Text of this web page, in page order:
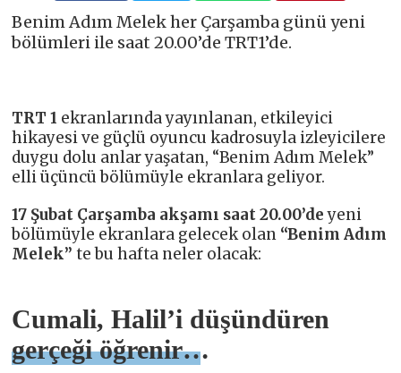
Benim Adım Melek her Çarşamba günü yeni
bölümleri ile saat 20.00’de TRT1’de.
TRT 1 ekranlarında yayınlanan, etkileyici
hikayesi ve güçlü oyuncu kadrosuyla izleyicilere
duygu dolu anlar yaşatan, “Benim Adım Melek”
elli üçüncü bölümüyle ekranlara geliyor.
17 Şubat Çarşamba akşamı saat 20.00’deyeni
bölümüyle ekranlara gelecek olan “Benim Adım
Melek”te bu hafta neler olacak:
Cumali, Halil’i düşündüren
gerçeği öğrenir…